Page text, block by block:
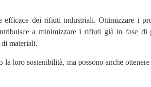
dei rifiuti industriali. Ottimizzare i
a minimizzare i rifiuti già in fase di
materiali.
loro sostenibilità, ma possono anche